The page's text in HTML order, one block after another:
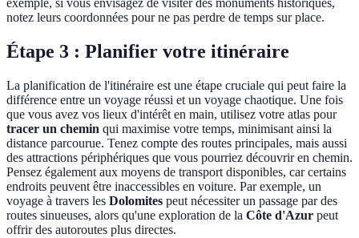
exemple, si vous envisagez de visiter des monuments historiques,
notez leurs coordonnées pour ne pas perdre de temps sur place.
Étape 3 : Planifier votre itinéraire
La planification de l'itinéraire est une étape cruciale qui peut faire la
différence entre un voyage réussi et un voyage chaotique. Une fois
que vous avez vos lieux d'intérêt en main, utilisez votre atlas pour
tracer un chemin qui maximise votre temps, minimisant ainsi la
distance parcourue. Tenez compte des routes principales, mais aussi
des attractions périphériques que vous pourriez découvrir en chemin.
Pensez également aux moyens de transport disponibles, car certains
endroits peuvent être inaccessibles en voiture. Par exemple, un
voyage à travers les Dolomites peut nécessiter un passage par des
routes sinueuses, alors qu'une exploration de la Côte d'Azur peut
offrir des autoroutes plus directes.